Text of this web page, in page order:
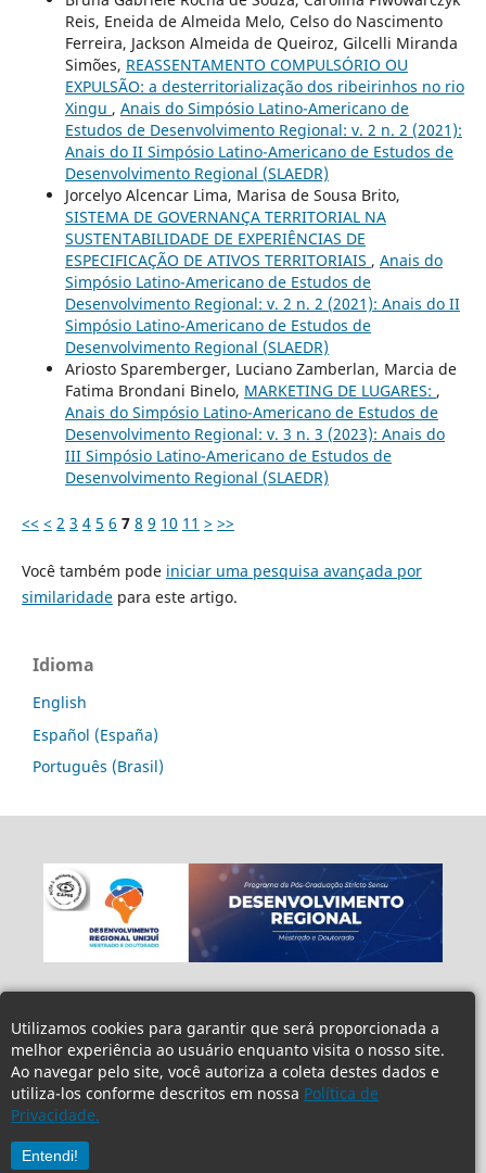
Utilizamos cookies para garantir que será proporcionada a
melhor experiência ao usuário enquanto visita o nosso site.
Ao navegar pelo site, você autoriza a coleta destes dados e
utiliza-los conforme descritos em nossa Política de
Privacidade.
Entendi!
Reis, Eneida de Almeida Melo, Celso do Nascimento
Ferreira, Jackson Almeida de Queiroz, Gilcelli Miranda
Simões, REASSENTAMENTO COMPULSÓRIO OU
EXPULSÃO: a desterritorialização dos ribeirinhos no rio
Xingu , Anais do Simpósio Latino-Americano de
Estudos de Desenvolvimento Regional: v. 2 n. 2 (2021):
Anais do II Simpósio Latino-Americano de Estudos de
Desenvolvimento Regional (SLAEDR)
Jorcelyo Alcencar Lima, Marisa de Sousa Brito,
SISTEMA DE GOVERNANÇA TERRITORIAL NA
SUSTENTABILIDADE DE EXPERIÊNCIAS DE
ESPECIFICAÇÃO DE ATIVOS TERRITORIAIS , Anais do
Simpósio Latino-Americano de Estudos de
Desenvolvimento Regional: v. 2 n. 2 (2021): Anais do II
Simpósio Latino-Americano de Estudos de
Desenvolvimento Regional (SLAEDR)
Ariosto Sparemberger, Luciano Zamberlan, Marcia de
Fatima Brondani Binelo, MARKETING DE LUGARES: ,
Anais do Simpósio Latino-Americano de Estudos de
Desenvolvimento Regional: v. 3 n. 3 (2023): Anais do
III Simpósio Latino-Americano de Estudos de
Desenvolvimento Regional (SLAEDR)
<< < 2 3 4 5 6 7 8 9 10 11 > >>
Você também pode iniciar uma pesquisa avançada por
similaridadepara este artigo.
Idioma
English
Español (España)
Português (Brasil)